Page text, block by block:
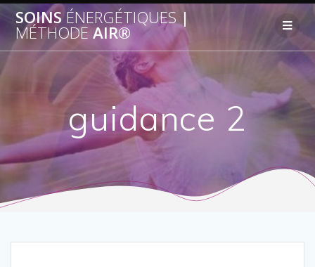
SOINSÉNERGÉTIQUES|
MÉTHODEAIR®
guidance 2